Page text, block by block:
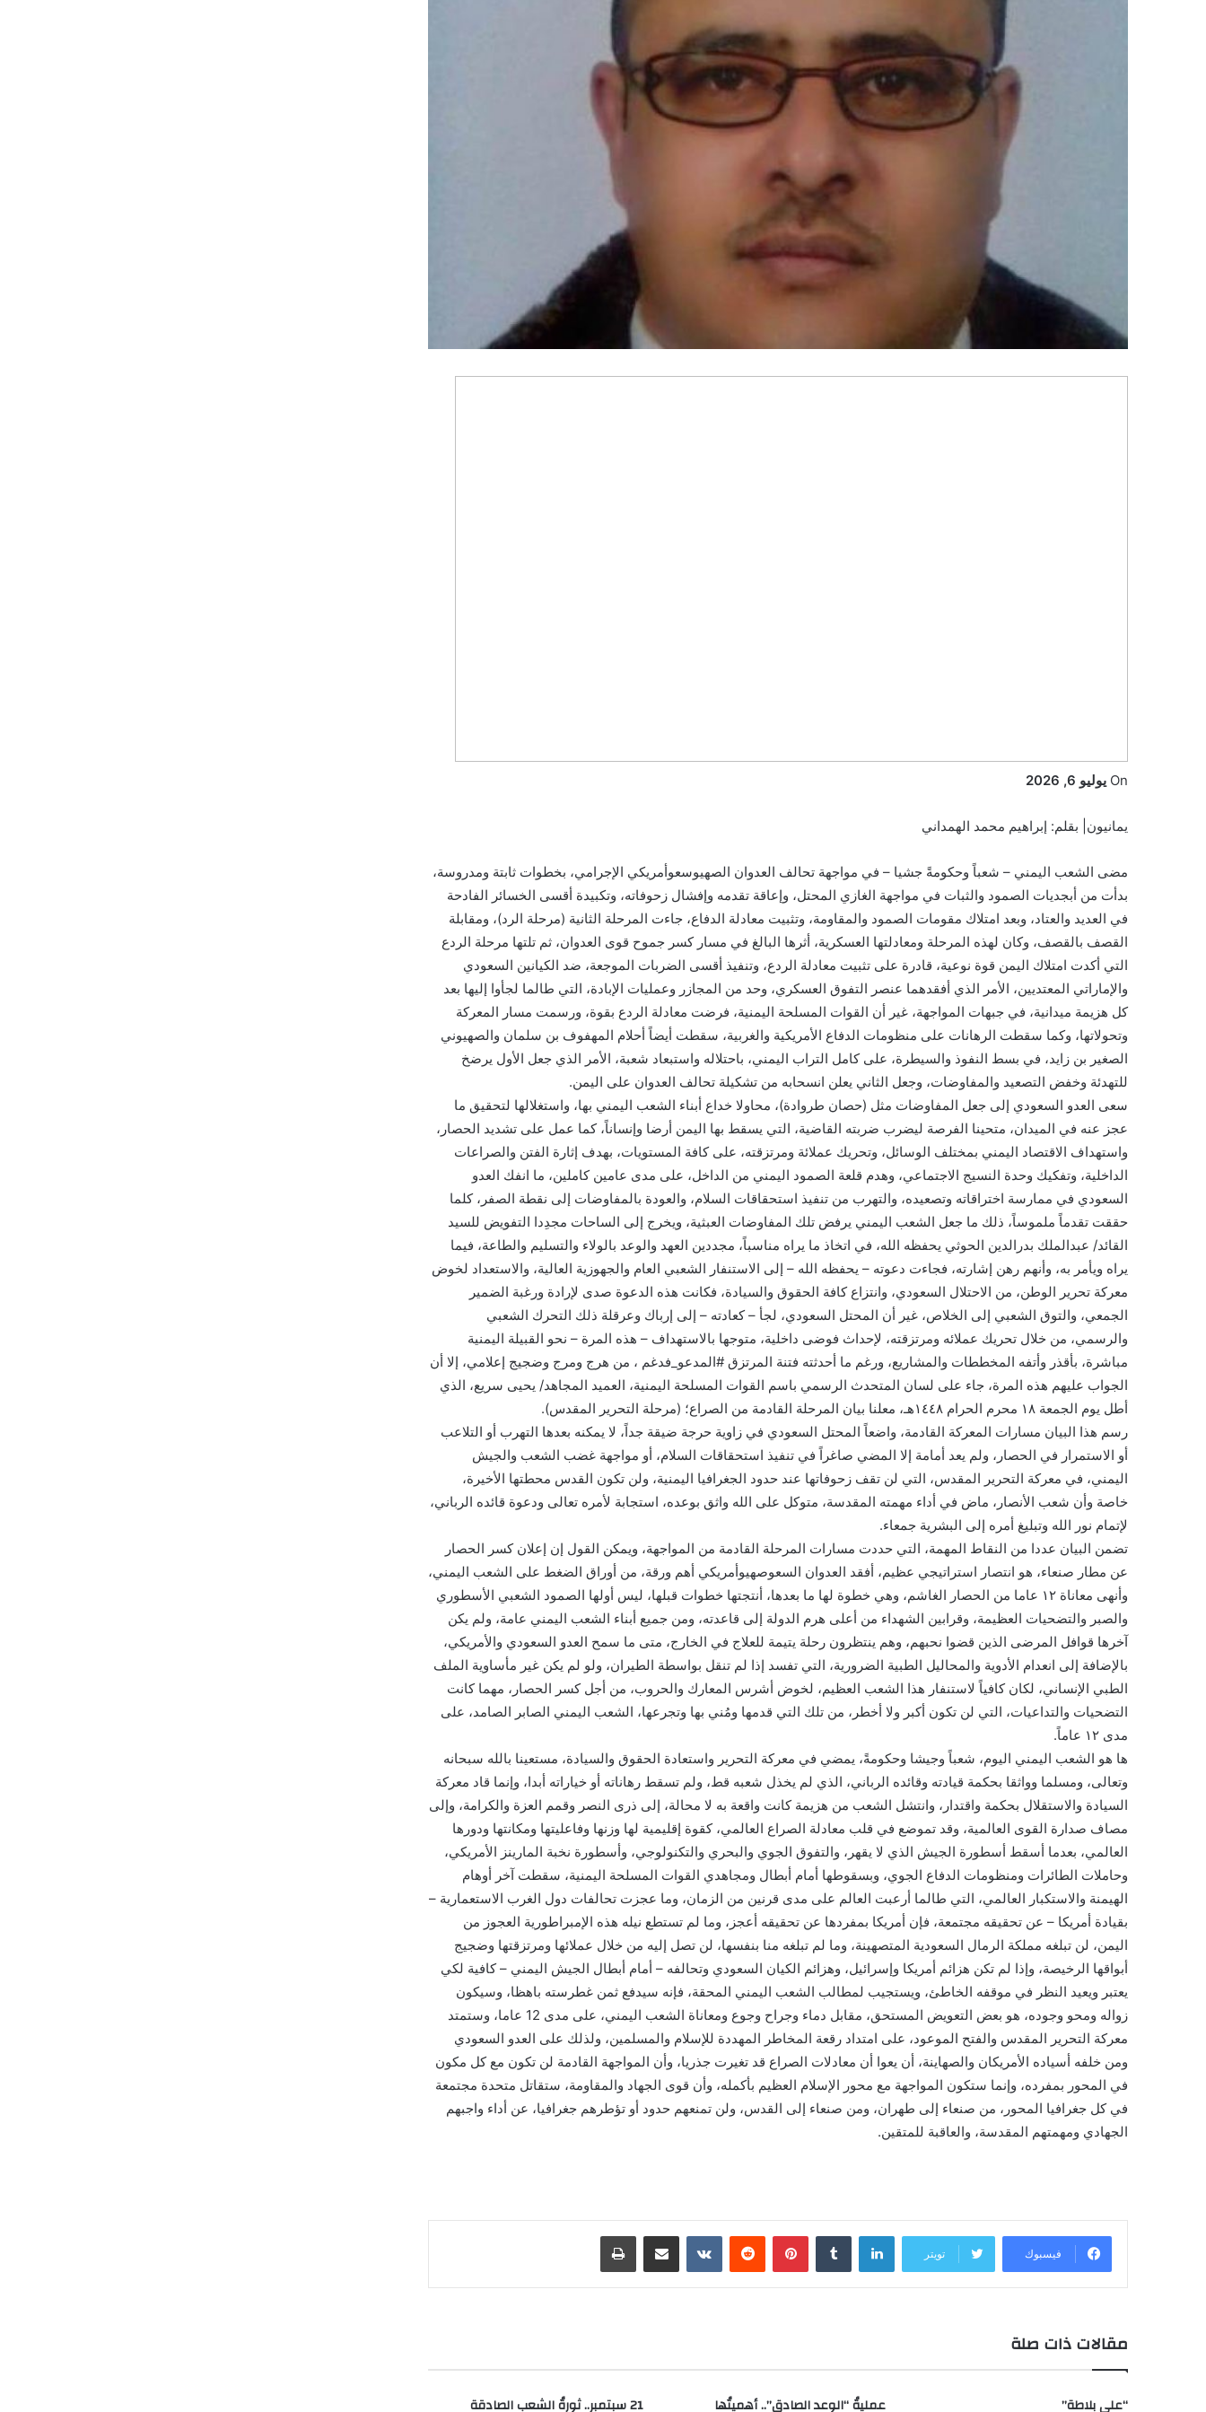
On يوليو 6, 2026
يمانيون| بقلم: إبراهيم محمد الهمداني
مضى الشعب اليمني – شعباً وحكومةً جشيا – في مواجهة تحالف العدوان الصهيوسعوأمريكي الإجرامي، بخطوات ثابتة ومدروسة،
بدأت من أبجديات الصمود والثبات في مواجهة الغازي المحتل، وإعاقة تقدمه وإفشال زحوفاته، وتكبيدة أقسى الخسائر الفادحة
في العديد والعتاد، وبعد امتلاك مقومات الصمود والمقاومة، وتثبيت معادلة الدفاع، جاءت المرحلة الثانية (مرحلة الرد)، ومقابلة
القصف بالقصف، وكان لهذه المرحلة ومعادلتها العسكرية، أثرها البالغ في مسار كسر جموح قوى العدوان، ثم تلتها مرحلة الردع
التي أكدت امتلاك اليمن قوة نوعية، قادرة على تثبيت معادلة الردع، وتنفيذ أقسى الضربات الموجعة، ضد الكيانين السعودي
والإماراتي المعتديين، الأمر الذي أفقدهما عنصر التفوق العسكري، وحد من المجازر وعمليات الإبادة، التي طالما لجأوا إليها بعد
كل هزيمة ميدانية، في جبهات المواجهة، غير أن القوات المسلحة اليمنية، فرضت معادلة الردع بقوة، ورسمت مسار المعركة
وتحولاتها، وكما سقطت الرهانات على منظومات الدفاع الأمريكية والغربية، سقطت أيضاً أحلام المهفوف بن سلمان والصهيوني
الصغير بن زايد، في بسط النفوذ والسيطرة، على كامل التراب اليمني، باحتلاله واستبعاد شعبة، الأمر الذي جعل الأول يرضخ
للتهدئة وخفض التصعيد والمفاوضات، وجعل الثاني يعلن انسحابه من تشكيلة تحالف العدوان على اليمن.
سعى العدو السعودي إلى جعل المفاوضات مثل (حصان طروادة)، محاولا خداع أبناء الشعب اليمني بها، واستغلالها لتحقيق ما
عجز عنه في الميدان، متحينا الفرصة ليضرب ضربته القاضية، التي يسقط بها اليمن أرضا وإنساناً، كما عمل على تشديد الحصار،
واستهداف الاقتصاد اليمني بمختلف الوسائل، وتحريك عملائة ومرتزقته، على كافة المستويات، بهدف إثارة الفتن والصراعات
الداخلية، وتفكيك وحدة النسيج الاجتماعي، وهدم قلعة الصمود اليمني من الداخل، على مدى عامين كاملين، ما انفك العدو
السعودي في ممارسة اختراقاته وتصعيده، والتهرب من تنفيذ استحقاقات السلام، والعودة بالمفاوضات إلى نقطة الصفر، كلما
حققت تقدماً ملموساً، ذلك ما جعل الشعب اليمني يرفض تلك المفاوضات العبثية، ويخرج إلى الساحات مجدِدا التفويض للسيد
القائد/ عبدالملك بدرالدين الحوثي يحفظه الله، في اتخاذ ما يراه مناسباً، مجددين العهد والوعد بالولاء والتسليم والطاعة، فيما
يراه ويأمر به، وأنهم رهن إشارته، فجاءت دعوته – يحفظه الله – إلى الاستنفار الشعبي العام والجهوزية العالية، والاستعداد لخوض
معركة تحرير الوطن، من الاحتلال السعودي، وانتزاع كافة الحقوق والسيادة، فكانت هذه الدعوة صدى لإرادة ورغبة الضمير
الجمعي، والتوق الشعبي إلى الخلاص، غير أن المحتل السعودي، لجأ – كعادته – إلى إرباك وعرقلة ذلك التحرك الشعبي
والرسمي، من خلال تحريك عملائه ومرتزقته، لإحداث فوضى داخلية، متوجها بالاستهداف – هذه المرة – نحو القبيلة اليمنية
مباشرة، بأقذر وأتفه المخططات والمشاريع، ورغم ما أحدثته فتنة المرتزق #المدعو_فدغم ، من هرج ومرج وضجيج إعلامي، إلا أن
الجواب عليهم هذه المرة، جاء على لسان المتحدث الرسمي باسم القوات المسلحة اليمنية، العميد المجاهد/ يحيى سريع، الذي
أطل يوم الجمعة ١٨ محرم الحرام ١٤٤٨هـ، معلنا بيان المرحلة القادمة من الصراع؛ (مرحلة التحرير المقدس).
رسم هذا البيان مسارات المعركة القادمة، واضعاً المحتل السعودي في زاوية حرجة ضيقة جداً، لا يمكنه بعدها التهرب أو التلاعب
أو الاستمرار في الحصار، ولم يعد أمامة إلا المضي صاغراً في تنفيذ استحقاقات السلام، أو مواجهة غضب الشعب والجيش
اليمني، في معركة التحرير المقدس، التي لن تقف زحوفاتها عند حدود الجغرافيا اليمنية، ولن تكون القدس محطتها الأخيرة،
خاصة وأن شعب الأنصار، ماض في أداء مهمته المقدسة، متوكل على الله واثق بوعده، استجابة لأمره تعالى ودعوة قائده الرباني،
لإتمام نور الله وتبليغ أمره إلى البشرية جمعاء.
تضمن البيان عددا من النقاط المهمة، التي حددت مسارات المرحلة القادمة من المواجهة، ويمكن القول إن إعلان كسر الحصار
عن مطار صنعاء، هو انتصار استراتيجي عظيم، أفقد العدوان السعوصهيوأمريكي أهم ورقة، من أوراق الضغط على الشعب اليمني،
وأنهى معاناة ١٢ عاما من الحصار الغاشم، وهي خطوة لها ما بعدها، أنتجتها خطوات قبلها، ليس أولها الصمود الشعبي الأسطوري
والصبر والتضحيات العظيمة، وقرابين الشهداء من أعلى هرم الدولة إلى قاعدته، ومن جميع أبناء الشعب اليمني عامة، ولم يكن
آخرها قوافل المرضى الذين قضوا نحبهم، وهم ينتظرون رحلة يتيمة للعلاج في الخارج، متى ما سمح العدو السعودي والأمريكي،
بالإضافة إلى انعدام الأدوية والمحاليل الطبية الضرورية، التي تفسد إذا لم تنقل بواسطة الطيران، ولو لم يكن غير مأساوية الملف
الطبي الإنساني، لكان كافياً لاستنفار هذا الشعب العظيم، لخوض أشرس المعارك والحروب، من أجل كسر الحصار، مهما كانت
التضحيات والتداعيات، التي لن تكون أكبر ولا أخطر، من تلك التي قدمها ومُني بها وتجرعها، الشعب اليمني الصابر الصامد، على
مدى ١٢ عاماً.
ها هو الشعب اليمني اليوم، شعباً وجيشا وحكومةً، يمضي في معركة التحرير واستعادة الحقوق والسيادة، مستعينا بالله سبحانه
وتعالى، ومسلما وواثقا بحكمة قيادته وقائده الرباني، الذي لم يخذل شعبه قط، ولم تسقط رهاناته أو خياراته أبدا، وإنما قاد معركة
السيادة والاستقلال بحكمة واقتدار، وانتشل الشعب من هزيمة كانت واقعة به لا محالة، إلى ذرى النصر وقمم العزة والكرامة، وإلى
مصاف صدارة القوى العالمية، وقد تموضع في قلب معادلة الصراع العالمي، كقوة إقليمية لها وزنها وفاعليتها ومكانتها ودورها
العالمي، بعدما أسقط أسطورة الجيش الذي لا يقهر، والتفوق الجوي والبحري والتكنولوجي، وأسطورة نخبة المارينز الأمريكي،
وحاملات الطائرات ومنظومات الدفاع الجوي، وبسقوطها أمام أبطال ومجاهدي القوات المسلحة اليمنية، سقطت آخر أوهام
الهيمنة والاستكبار العالمي، التي طالما أرعبت العالم على مدى قرنين من الزمان، وما عجزت تحالفات دول الغرب الاستعمارية –
بقيادة أمريكا – عن تحقيقه مجتمعة، فإن أمريكا بمفردها عن تحقيقه أعجز، وما لم تستطع نيله هذه الإمبراطورية العجوز من
اليمن، لن تبلغه مملكة الرمال السعودية المتصهينة، وما لم تبلغه منا بنفسها، لن تصل إليه من خلال عملائها ومرتزقتها وضجيج
أبواقها الرخيصة، وإذا لم تكن هزائم أمريكا وإسرائيل، وهزائم الكيان السعودي وتحالفه – أمام أبطال الجيش اليمني – كافية لكي
يعتبر ويعيد النظر في موقفه الخاطئ، ويستجيب لمطالب الشعب اليمني المحقة، فإنه سيدفع ثمن غطرسته باهظا، وسيكون
زواله ومحو وجوده، هو بعض التعويض المستحق، مقابل دماء وجراح وجوع ومعاناة الشعب اليمني، على مدى 12 عاما، وستمتد
معركة التحرير المقدس والفتح الموعود، على امتداد رقعة المخاطر المهددة للإسلام والمسلمين، ولذلك على العدو السعودي
ومن خلفه أسياده الأمريكان والصهاينة، أن يعوا أن معادلات الصراع قد تغيرت جذريا، وأن المواجهة القادمة لن تكون مع كل مكون
في المحور بمفرده، وإنما ستكون المواجهة مع محور الإسلام العظيم بأكمله، وأن قوى الجهاد والمقاومة، ستقاتل متحدة مجتمعة
في كل جغرافيا المحور، من صنعاء إلى طهران، ومن صنعاء إلى القدس، ولن تمنعهم حدود أو تؤطرهم جغرافيا، عن أداء واجبهم
الجهادي ومهمتهم المقدسة، والعاقبة للمتقين.
فيسبوك تويتر
لينكدإن بينتيريست
مقالات ذات صلة
“على بلاطة” عمليةُ “الوعد الصادق”.. أهميتُها 21 سبتمبر.. ثورةُ الشعب الصادقة